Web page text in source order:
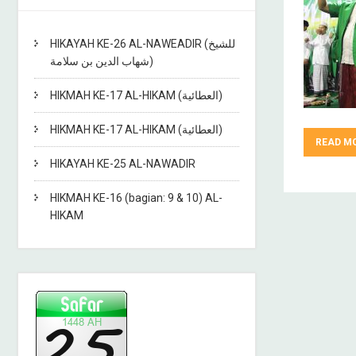
HIKAYAH KE-26 AL-NAWEADIR (للشيخ
شهاب الدين بن سلامة)
HIKMAH KE-17 AL-HIKAM (العطائية)
HIKMAH KE-17 AL-HIKAM (العطائية)
HIKAYAH KE-25 AL-NAWADIR
HIKMAH KE-16 (bagian: 9 & 10) AL-
HIKAM
READ